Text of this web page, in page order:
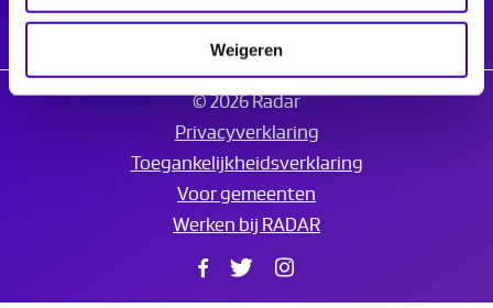
Weigeren
© 2026 Radar
Privacyverklaring
Toegankelijkheidsverklaring
Voor gemeenten
Werken bij RADAR
Facebook
Twitter